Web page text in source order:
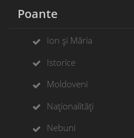
Poante
Ion și Măria
Istorice
Moldoveni
Naționalități
Nebuni